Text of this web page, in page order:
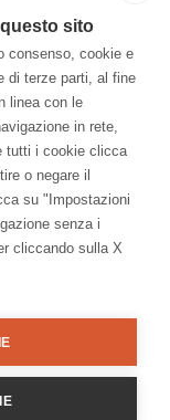
sito
consenso, cookie e
di terze parti, al fine
linea con le
in rete,
tutti i cookie clicca
o negare il
su "Impostazioni
senza i
cliccando sulla X